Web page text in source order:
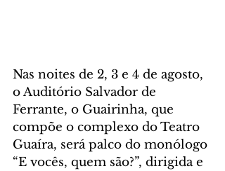
Nas noites de 2, 3 e 4 de agosto,
o Auditório Salvador de
Ferrante, o Guairinha, que
compõe o complexo do Teatro
Guaíra, será palco do monólogo
“E vocês, quem são?”, dirigida e